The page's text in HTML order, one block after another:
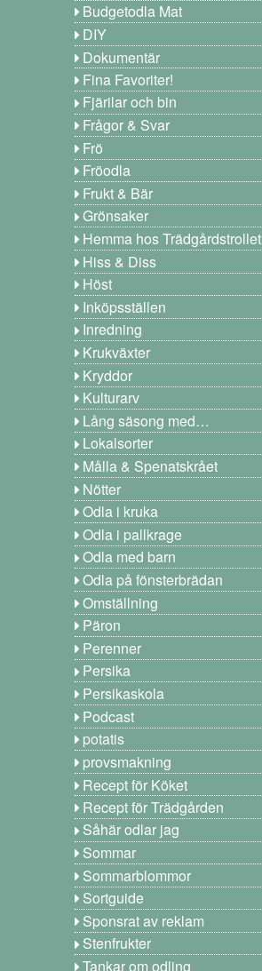
Budgetodla Mat
DIY
Dokumentär
Fina Favoriter!
Fjärilar och bin
Frågor & Svar
Frö
Fröodla
Frukt & Bär
Grönsaker
Hemma hos Trädgårdstrollet
Hiss & Diss
Höst
Inköpsställen
Inredning
Krukväxter
Kryddor
Kulturarv
Lång säsong med…
Lokalsorter
Målla & Spenatskrået
Nötter
Odla i kruka
Odla i pallkrage
Odla med barn
Odla på fönsterbrädan
Omställning
Päron
Perenner
Persika
Persikaskola
Podcast
potatis
provsmakning
Recept för Köket
Recept för Trädgården
Såhär odlar jag
Sommar
Sommarblommor
Sortguide
Sponsrat av reklam
Stenfrukter
Tankar om odling